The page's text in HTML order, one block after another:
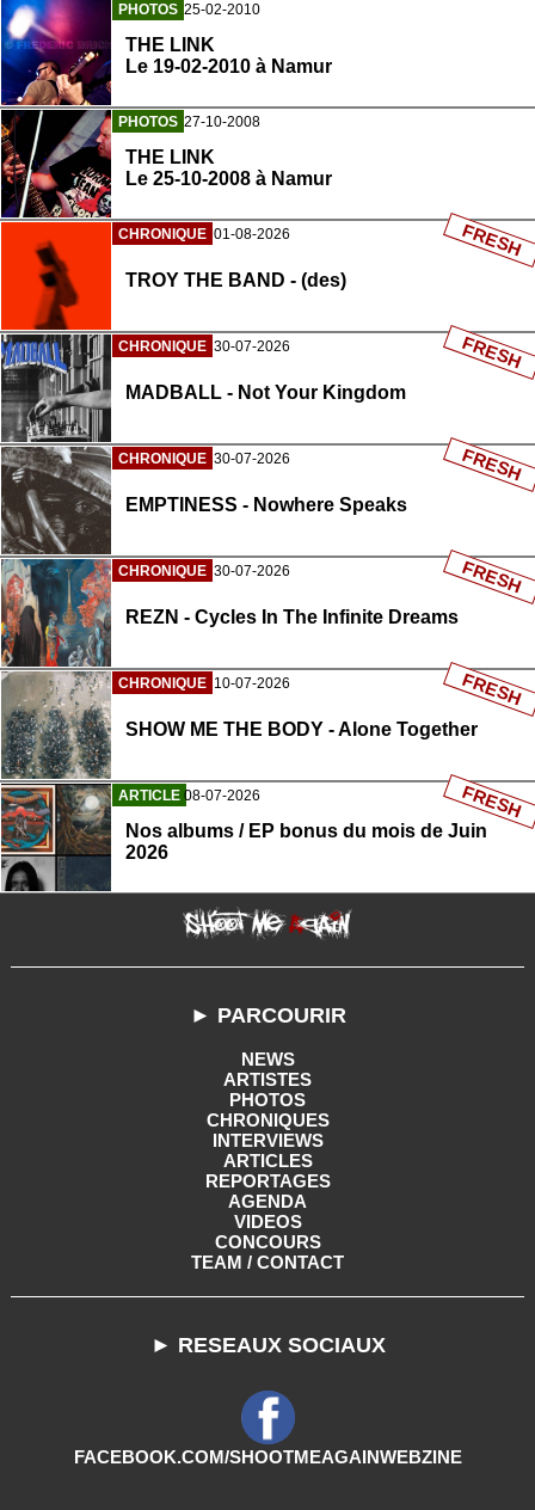
PHOTOS 25-02-2010
THE LINK
Le 19-02-2010 à Namur
PHOTOS 27-10-2008
THE LINK
Le 25-10-2008 à Namur
CHRONIQUE 01-08-2026
TROY THE BAND - (des)
FRESH
CHRONIQUE 30-07-2026
MADBALL - Not Your Kingdom
FRESH
CHRONIQUE 30-07-2026
EMPTINESS - Nowhere Speaks
FRESH
CHRONIQUE 30-07-2026
REZN - Cycles In The Infinite Dreams
FRESH
CHRONIQUE 10-07-2026
SHOW ME THE BODY - Alone Together
FRESH
ARTICLE 08-07-2026
Nos albums / EP bonus du mois de Juin
2026
FRESH
► PARCOURIR
NEWS
ARTISTES
PHOTOS
CHRONIQUES
INTERVIEWS
ARTICLES
REPORTAGES
AGENDA
VIDEOS
CONCOURS
TEAM / CONTACT
► RESEAUX SOCIAUX
FACEBOOK.COM/SHOOTMEAGAINWEBZINE